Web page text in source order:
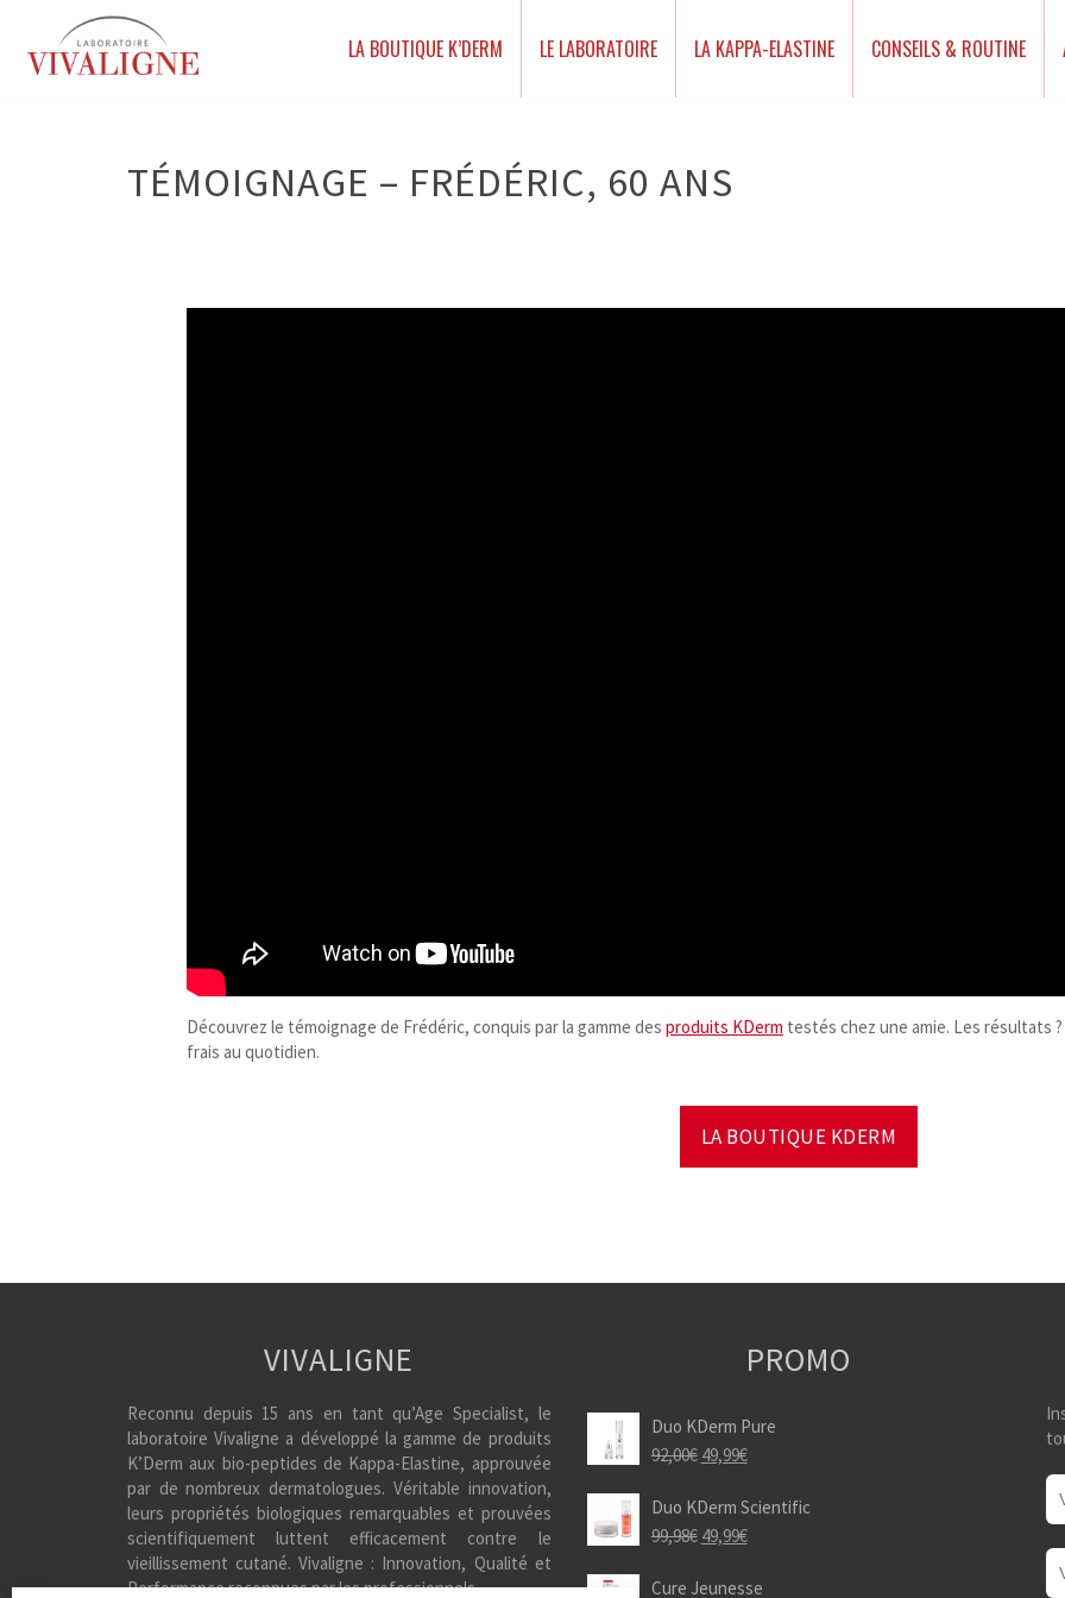
LA BOUTIQUE K’DERM LE LABORATOIRE LA KAPPA-ELASTINE CONSEILS & ROUTINE
TÉMOIGNAGE – FRÉDÉRIC, 60 ANS
Découvrez le témoignage de Frédéric, conquis par la gamme des produits KDerm testés chez une amie. Les résultats
frais au quotidien.
LA BOUTIQUE KDERM
VIVALIGNE
Reconnu depuis 15 ans en tant qu’Age Specialist, le
laboratoire Vivaligne a développé la gamme de produits
K’Derm aux bio-peptides de Kappa-Elastine, approuvée
par de nombreux dermatologues. Véritable innovation,
leurs propriétés biologiques remarquables et prouvées
scientifiquement luttent efficacement contre le
vieillissement cutané. Vivaligne : Innovation, Qualité et
Performance reconnues par les professionnels.
PROMO
Duo KDerm Pure
92,00€ 49,99€
Duo KDerm Scientific
99,98€ 49,99€
Cure Jeunesse